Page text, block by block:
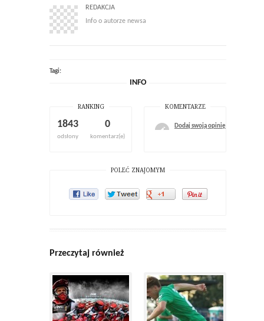
REDAKCJA
Info o autorze newsa
Tagi:
INFO
RANKING
1843
odsłony
0
komentarz(e)
KOMENTARZE
Dodaj swoją opinię
POLEĆ ZNAJOMYM
Przeczytaj również